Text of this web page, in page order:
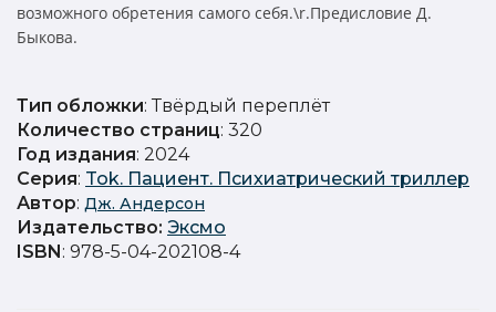
возможного обретения самого себя.\r.Предисловие Д.
Быкова.
Тип обложки: Твёрдый переплёт
Количество страниц: 320
Год издания: 2024
Серия: Tok. Пациент. Психиатрический триллер
Автор: Дж. Андерсон
Издательство: Эксмо
ISBN: 978-5-04-202108-4